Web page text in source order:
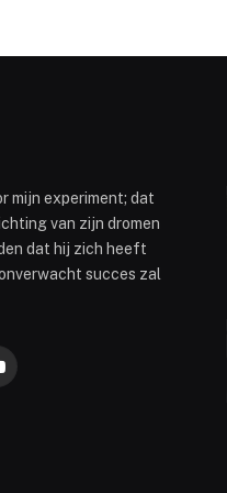
mijn experiment; dat
van zijn dromen
dat hij zich heeft
succes zal